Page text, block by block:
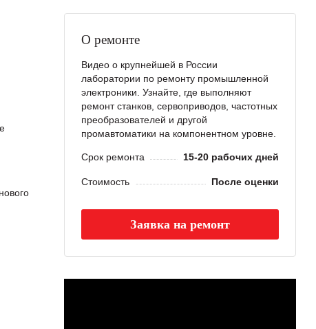
О ремонте
Видео о крупнейшей в России
лаборатории по ремонту промышленной
электроники. Узнайте, где выполняют
ремонт станков, сервоприводов, частотных
преобразователей и другой
промавтоматики на компонентном уровне.
Срок ремонта 15-20 рабочих дней
Стоимость После оценки
Заявка на ремонт